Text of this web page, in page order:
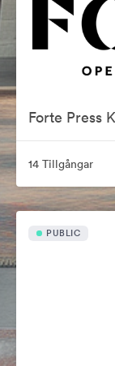
Forte Press
14 Tillgångar
PUBLIC